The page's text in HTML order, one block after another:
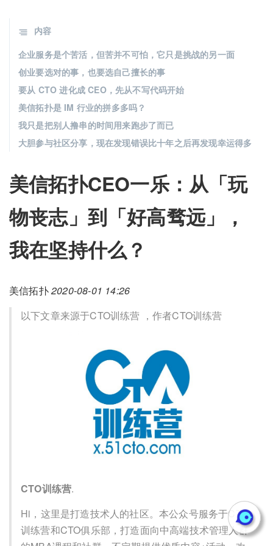
美信拓扑CEO一乐：从「玩
物丧志」到「好高骛远」，
我在坚持什么？
美信拓扑2020-08-01 14:26
以下文章来源于CTO训练营 ，作者CTO训练营
CTO训练营.
Hi，这里是打造技术人的社区。本公众号服务于CTO
训练营和CTO俱乐部，打造面向中高端技术管理人群
内容
企业服务是个苦活，但苦并不可怕，它只是挑战的另一面
创业要选对的事，也要选自己擅长的事
要从 CTO 进化成 CEO，先从不写代码开始
美信拓扑是 IM 行业的拼多多吗？
我只是把别人撸串的时间用来跑步了而已
大胆参与社区分享，现在发现错误比十年之后再发现幸运得多